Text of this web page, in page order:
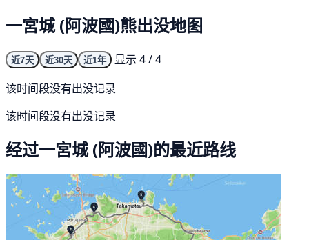
一宮城 (阿波國)熊出没地图
近7天 近30天 近1年
显示 4 / 4
该时间段没有出没记录
该时间段没有出没记录
经过一宮城 (阿波國)的最近路线